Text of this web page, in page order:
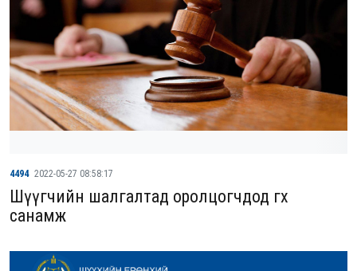
4494 2022-05-27 08:58:17
Шүүгчийн шалгалтад оролцогчдод өгөх
санамж